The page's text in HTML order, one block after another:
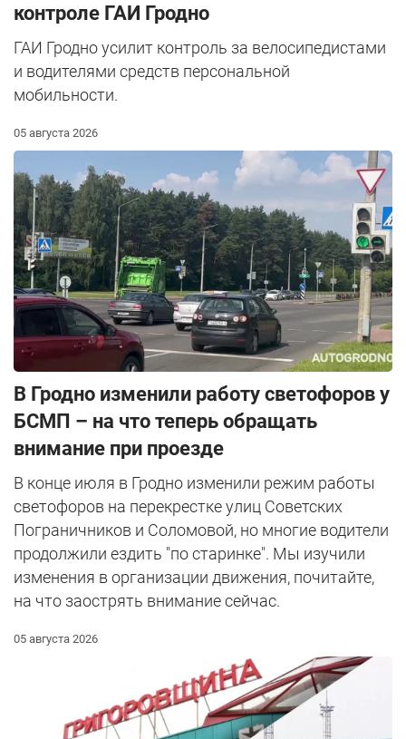
контроле ГАИ Гродно
ГАИ Гродно усилит контроль за велосипедистами
и водителями средств персональной
мобильности.
05 августа 2026
В Гродно изменили работу светофоров у
БСМП – на что теперь обращать
внимание при проезде
В конце июля в Гродно изменили режим работы
светофоров на перекрестке улиц Советских
Пограничников и Соломовой, но многие водители
продолжили ездить "по старинке". Мы изучили
изменения в организации движения, почитайте,
на что заострять внимание сейчас.
05 августа 2026